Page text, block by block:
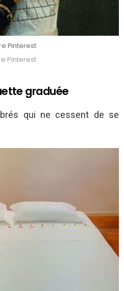
Pinterest
Pinterest
graduée
qui ne cessent de se